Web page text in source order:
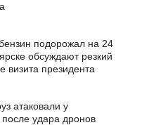
подорожал на 24
обсуждают резкий
визита президента
атаковали у
удара дронов